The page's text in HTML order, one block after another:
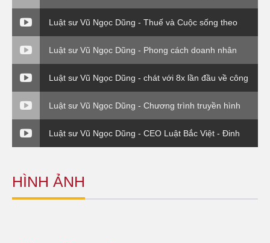
Thuế và cuộc sống.
Luật sư Vũ Ngọc Dũng - Thuế và Cuộc sống theo
Thông tư 120 Bộ Tài Chính
Luật sư Vũ Ngọc Dũng - Phong cách doanh nhân
Luật sư Vũ Ngọc Dũng - chát với 8x lần đầu về công
ty Bắc Việt Luật ( VTC0
Luật sư Vũ Ngọc Dũng - Chương trình truyền hình
Chuyển giá trong DN FDI - Luật sư và Doanh nghiệp
Luật sư Vũ Ngọc Dũng - CEO Luật Bắc Việt - Đinh
giá thương hiệu
HÌNH ẢNH